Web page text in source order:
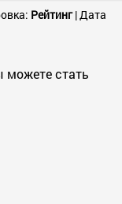
Рейтинг|Дата
можете стать